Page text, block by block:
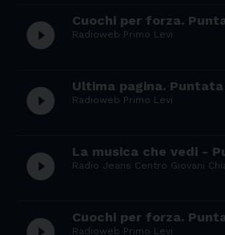
play_circle_filled Cuochi per forza.
Radioweb Primo Levi
play_circle_filled Ultima pagina. Puntata
Radioweb Primo Levi
play_circle_filled La musica che vedi -
Radio Jeans Centro Giovani
Cuochi per forza.
Radioweb Primo Levi